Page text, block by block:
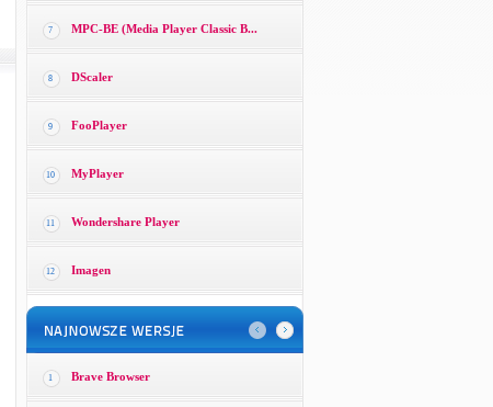
7 MPC-BE (Media Player Classic B...
8 DScaler
9 FooPlayer
10 MyPlayer
11 Wondershare Player
12 Imagen
1 Brave Browser